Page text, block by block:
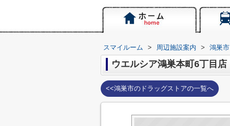
スマイルーム > 周辺施設案内 > 鴻巣市
ウエルシア鴻巣本町6丁目店
<<鴻巣市のドラッグストアの一覧へ